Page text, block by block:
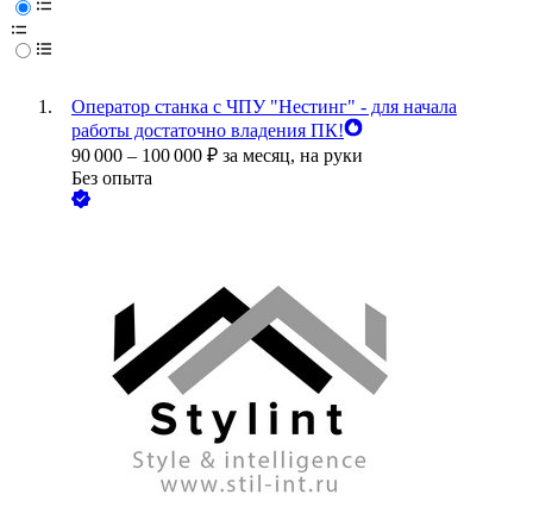
Оператор станка c ЧПУ "Нестинг" - для начала
работы достаточно владения ПК!
90 000 – 100 000 ₽ за месяц, на руки
Без опыта